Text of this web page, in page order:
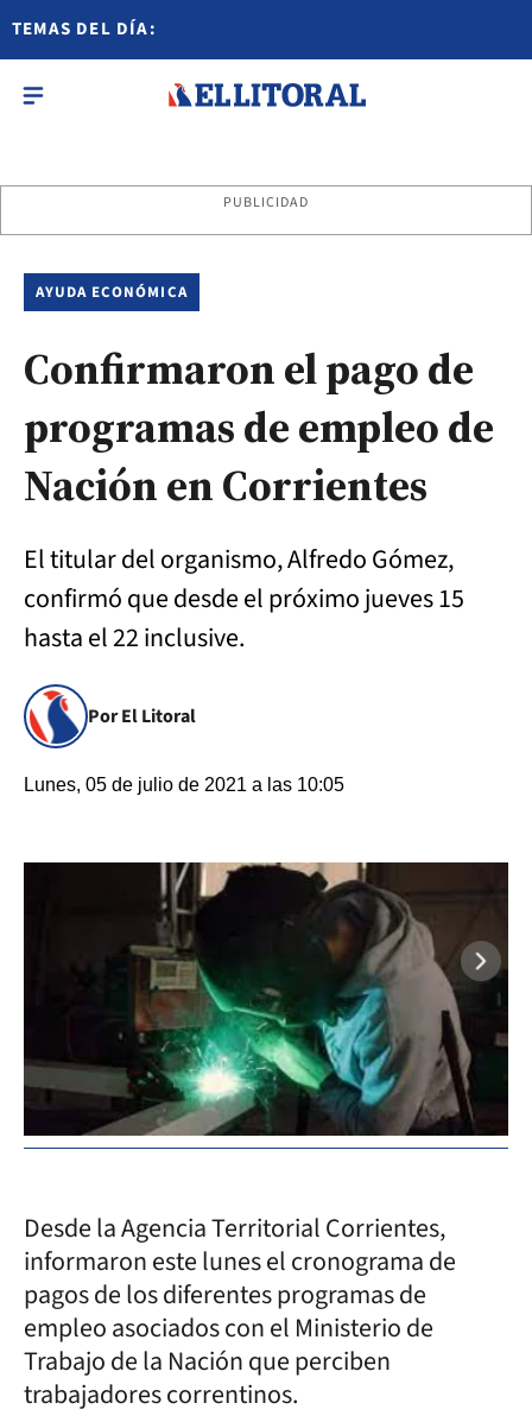
TEMAS DEL DÍA:
PUBLICIDAD
AYUDA ECONÓMICA
Confirmaron el pago de
programas de empleo de
Nación en Corrientes
El titular del organismo, Alfredo Gómez,
confirmó que desde el próximo jueves 15
hasta el 22 inclusive.
Por El Litoral
Lunes, 05 de julio de 2021 a las 10:05
Desde la Agencia Territorial Corrientes,
informaron este lunes el cronograma de
pagos de los diferentes programas de
empleo asociados con el Ministerio de
Trabajo de la Nación que perciben
trabajadores correntinos.